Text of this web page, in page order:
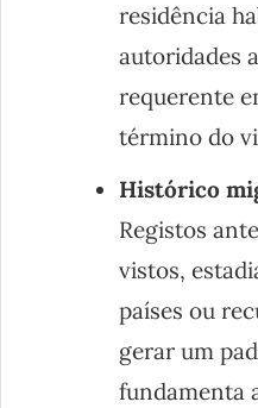
residência
autoridades
requerente
término do
Histórico
Registos
vistos,
países ou
gerar um
fundamenta